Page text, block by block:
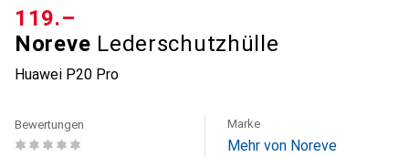
Noreve Lederschutzhülle
Huawei P20 Pro
CHF
119.–
Bewertungen Marke
Mehr von Noreve